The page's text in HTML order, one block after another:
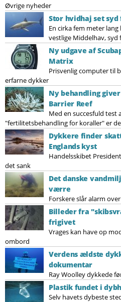
Øvrige nyheder
Stor hvidhaj set
En cirka fem meter
vestlige Middelhav, syd
Ny udgave af
Matrix
Prisvenlig computer til
erfarne dykker
Ny behandling
Barrier Reef
Med en succesfuld test
"fertilitetsbehandling for koraller" er
Dykkere finder
Englands kyst
Handelsskibet
det sank
Det danske
værre
Forskere slår alarm
Billeder fra
frigivet
Vrages kan have op
ombord
Verdens ældste
dokumentar
Ray Woolley dykkede
Plastik fundet i
Selv havets dybeste